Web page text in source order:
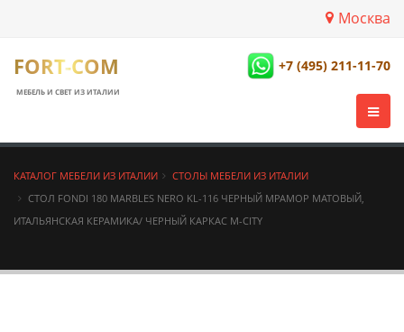
Москва
FORT-COM
МЕБЕЛЬ И СВЕТ ИЗ ИТАЛИИ
+7 (495) 211-11-70
КАТАЛОГ МЕБЕЛИ ИЗ ИТАЛИИ
СТОЛЫ МЕБЕЛИ ИЗ ИТАЛИИ
СТОЛ FONDI 180 MARBLES NERO KL-116 ЧЕРНЫЙ МРАМОР МАТОВЫЙ,
ИТАЛЬЯНСКАЯ КЕРАМИКА/ ЧЕРНЫЙ КАРКАС М-CITY